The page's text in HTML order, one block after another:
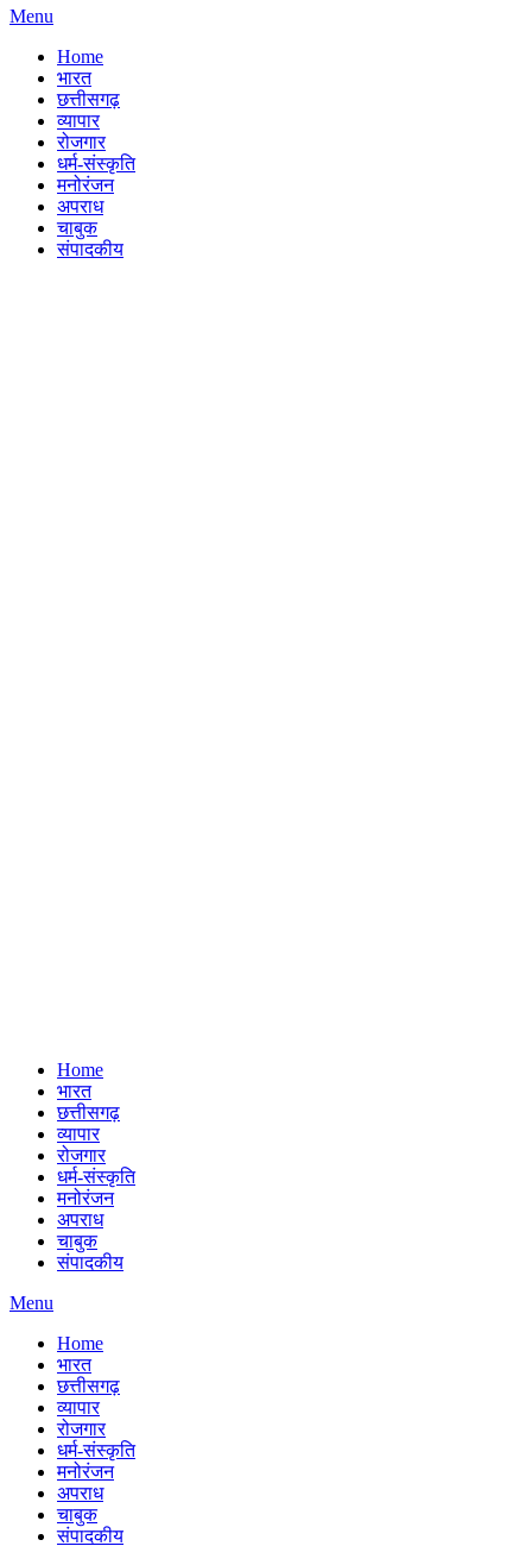
Menu
Home
भारत
छत्तीसगढ़
व्यापार
रोजगार
धर्म-संस्कृति
मनोरंजन
अपराध
चाबुक
संपादकीय
Home
भारत
छत्तीसगढ़
व्यापार
रोजगार
धर्म-संस्कृति
मनोरंजन
अपराध
चाबुक
संपादकीय
Menu
Home
भारत
छत्तीसगढ़
व्यापार
रोजगार
धर्म-संस्कृति
मनोरंजन
अपराध
चाबुक
संपादकीय